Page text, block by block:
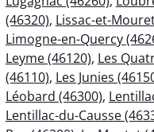
(46320), Lissac-et-
Limogne-en-Quercy
Leyme (46120), Les
(46110), Les Junies
Léobard (46300),
Lentillac-du-Causse